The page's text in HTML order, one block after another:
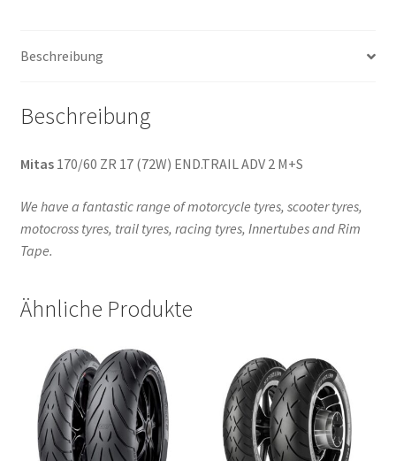
Beschreibung
Beschreibung
Mitas170/60 ZR 17 (72W) END.TRAIL ADV 2 M+S
We have a fantastic range of motorcycle tyres, scooter tyres,
motocross tyres, trail tyres, racing tyres, Innertubes and Rim
Tape.
Ähnliche Produkte